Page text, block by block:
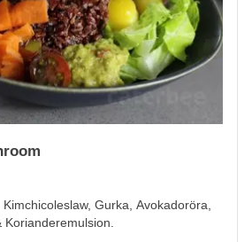
Gurka, Avokadoröra,
Korianderemulsion.